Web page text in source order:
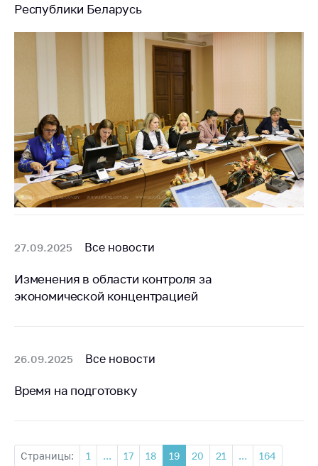
Республики Беларусь
27.09.2025 Все новости
Изменения в области контроля за
экономической концентрацией
26.09.2025 Все новости
Время на подготовку
Страницы: 1 ... 17 18 19 20 21 ... 164